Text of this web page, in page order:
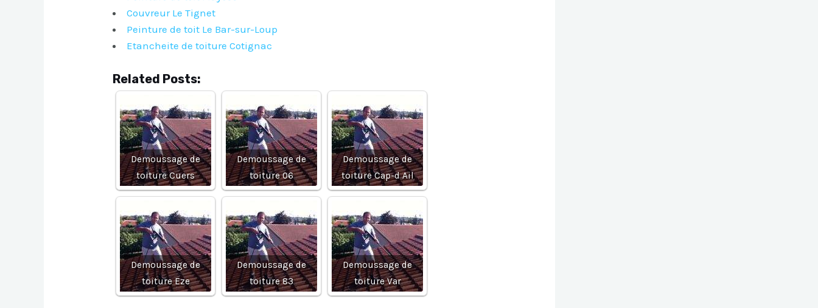
Couvreur Le Tignet
Peinture de toit Le Bar-sur-Loup
Etancheite de toiture Cotignac
Related Posts:
Demoussage de
toiture Cuers
Demoussage de
toiture 06
Demoussage de
toiture Cap-d Ail
Demoussage de
toiture Eze
Demoussage de
toiture 83
Demoussage de
toiture Var